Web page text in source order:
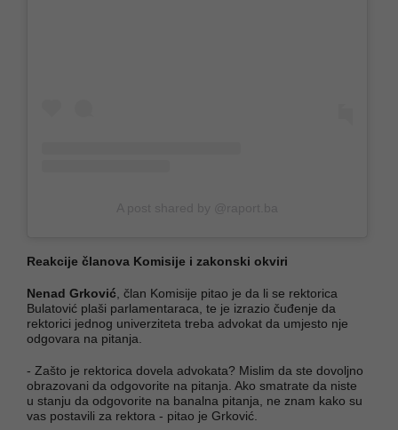
Reakcije članova Komisije i zakonski okviri
Nenad Grković, član Komisije pitao je da li se rektorica
Bulatović plaši parlamentaraca, te je izrazio čuđenje da
rektorici jednog univerziteta treba advokat da umjesto nje
odgovara na pitanja.
- Zašto je rektorica dovela advokata? Mislim da ste dovoljno
obrazovani da odgovorite na pitanja. Ako smatrate da niste
u stanju da odgovorite na banalna pitanja, ne znam kako su
vas postavili za rektora - pitao je Grković.